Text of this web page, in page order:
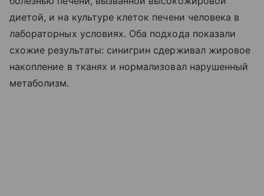
диетой, и на культуре клеток печени человека в
лабораторных условиях. Оба подхода показали
схожие результаты: синигрин сдерживал жировое
накопление в тканях и нормализовал нарушенный
метаболизм.